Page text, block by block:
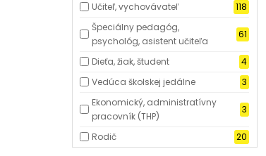
Učiteľ, vychovávateľ
118
Špeciálny pedagóg,
psychológ, asistent učiteľa
61
Dieťa, žiak, študent
4
Vedúca školskej jedálne
3
Ekonomický, administratívny
pracovník (THP)
3
Rodič 20